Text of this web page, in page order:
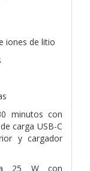
iones de litio
minutos con
carga USB-C
y cargador
25 W con